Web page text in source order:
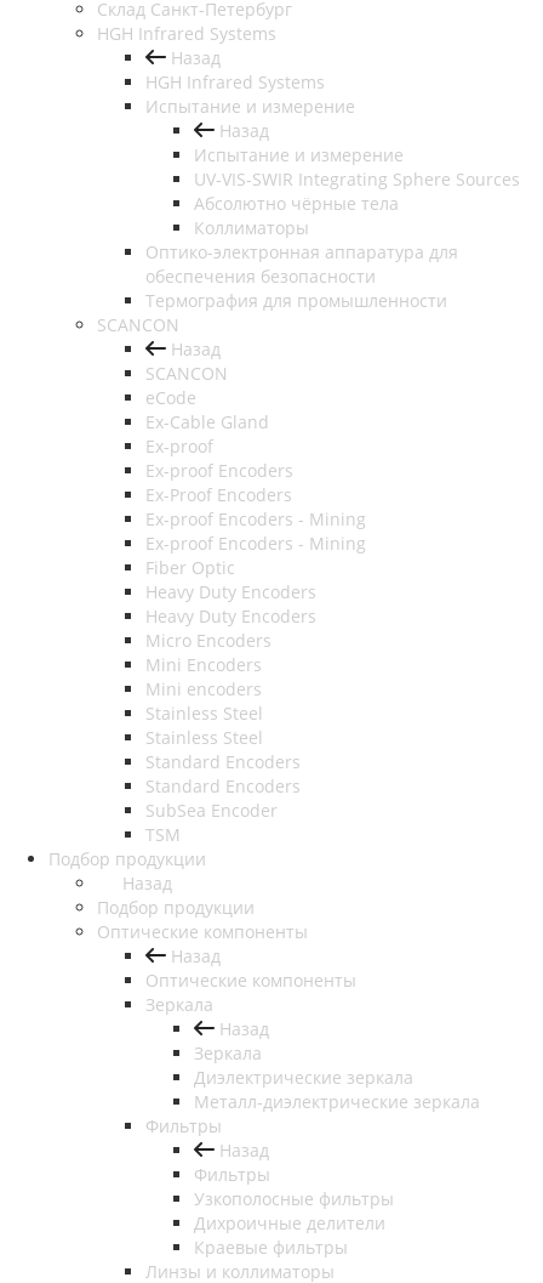
Cклад Санкт-Петербург
HGH Infrared Systems
Назад
HGH Infrared Systems
Испытание и измерение
Назад
Испытание и измерение
UV-VIS-SWIR Integrating Sphere Sources
Абсолютно чёрные тела
Коллиматоры
Оптико-электронная аппаратура для
обеспечения безопасности
Термография для промышленности
SCANCON
Назад
SCANCON
eCode
Ex-Cable Gland
Ex-proof
Ex-proof Encoders
Ex-Proof Encoders
Ex-proof Encoders - Mining
Ex-proof Encoders - Mining
Fiber Optic
Heavy Duty Encoders
Heavy Duty Encoders
Micro Encoders
Mini Encoders
Mini encoders
Stainless Steel
Stainless Steel
Standard Encoders
Standard Encoders
SubSea Encoder
TSM
Подбор продукции
Назад
Подбор продукции
Оптические компоненты
Назад
Оптические компоненты
Зеркала
Назад
Зеркала
Диэлектрические зеркала
Металл-диэлектрические зеркала
Фильтры
Назад
Фильтры
Узкополосные фильтры
Дихроичные делители
Краевые фильтры
Линзы и коллиматоры